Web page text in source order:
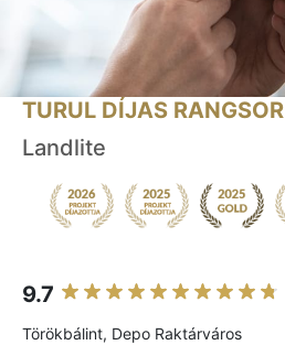
TURUL DÍJAS RANGSOR
Landlite
9.7
Törökbálint, Depo Raktárváros